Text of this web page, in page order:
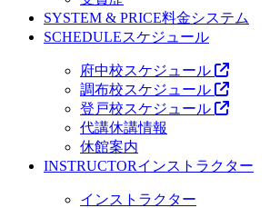
SYSTEM & PRICE料金システム
SCHEDULEスケジュール
府中校スケジュール
調布校スケジュール
登戸校スケジュール
代講休講情報
休館案内
INSTRUCTORインストラクター
インストラクター